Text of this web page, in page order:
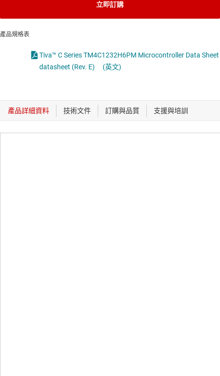
立即訂購
產品規格表
Tiva™ C Series TM4C1232H6PM Microcontroller Data Sheet
datasheet (Rev. E)
(英文)